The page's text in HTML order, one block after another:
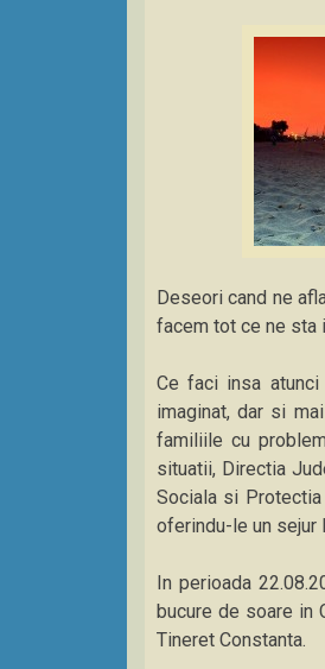
Deseori cand ne
facem tot ce ne sta
Ce faci insa
imaginat, dar si
familiile cu
situatii, Directia
Sociala si
oferindu-le un sejur
In perioada
bucure de soare in
Tineret Constanta.